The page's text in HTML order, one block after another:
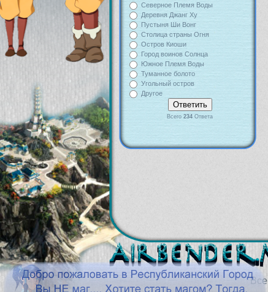
Северное Племя Воды
Деревня Джанг Ху
Пустыня Ши Вонг
Столица страны Огня
Остров Киоши
Город воинов Солнца
Южное Племя Воды
Туманное болото
Угольный остров
Другое
Всего 234 Ответа